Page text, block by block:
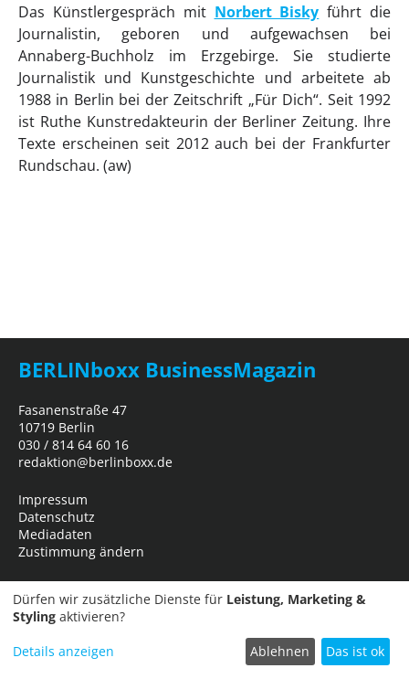
Das Künstlergespräch mit Norbert Bisky führt die
Journalistin, geboren und aufgewachsen bei
Annaberg-Buchholz im Erzgebirge. Sie studierte
Journalistik und Kunstgeschichte und arbeitete ab
1988 in Berlin bei der Zeitschrift „Für Dich“. Seit 1992
ist Ruthe Kunstredakteurin der Berliner Zeitung. Ihre
Texte erscheinen seit 2012 auch bei der Frankfurter
Rundschau. (aw)
BERLINboxx BusinessMagazin
Fasanenstraße 47
10719 Berlin
030 / 814 64 60 16
redaktion@berlinboxx.de
Impressum
Datenschutz
Mediadaten
Zustimmung ändern
Dürfen wir zusätzliche Dienste für Leistung, Marketing &
Styling aktivieren?
Details anzeigen Ablehnen Das ist ok